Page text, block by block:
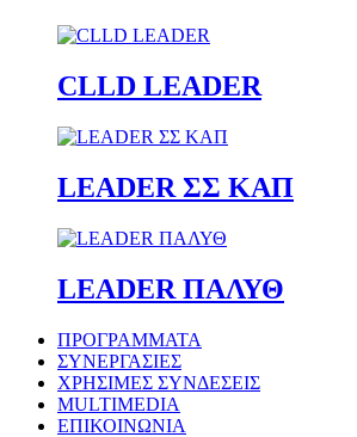
CLLD LEADER
LEADER ΣΣ ΚΑΠ
LEADER ΠΑΛΥΘ
ΠΡΟΓΡΑΜΜΑΤΑ
ΣΥΝΕΡΓΑΣΙΕΣ
ΧΡΗΣΙΜΕΣ ΣΥΝΔΕΣΕΙΣ
MULTIMEDIA
ΕΠΙΚΟΙΝΩΝΙΑ